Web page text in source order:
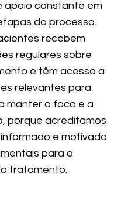
apoio constante em
do processo.
recebem
regulares sobre
e têm acesso a
relevantes para
manter o foco e a
porque acreditamos
e motivado
para o
tratamento.